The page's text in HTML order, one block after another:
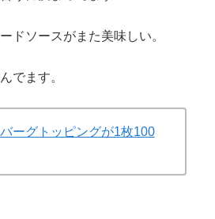
ドソースがまた美味しい。
でます。
ーグトッピングが1枚100